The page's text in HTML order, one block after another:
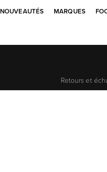
NOUVEAUTÉS MARQUES
Retours et